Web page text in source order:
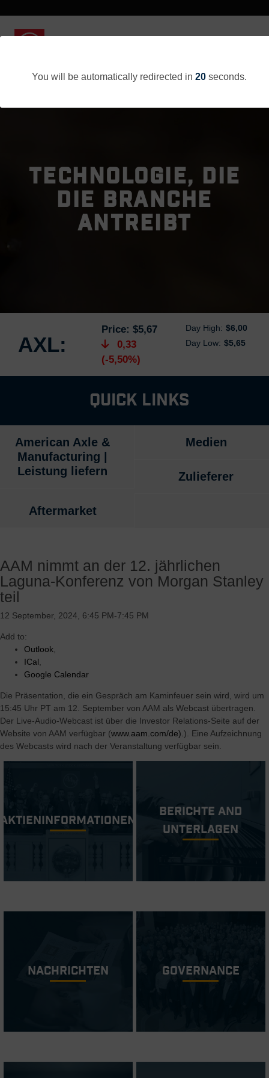
You will be automatically redirected in 20seconds.
TECHNOLOGIE, DIE
DIE BRANCHE
ANTREIBT
AXL:
Price: $5,67 Day High: $6,00
0,33
(-5,50%)
Day Low: $5,65
Quick Links
American Axle &
Manufacturing |
Leistung liefern
Medien
Zulieferer
Aftermarket
AAM nimmt an der 12. jährlichen
Laguna-Konferenz von Morgan Stanley
teil
12 September, 2024, 6:45 PM-7:45 PM
Add to:
Outlook
ICal
Google Calendar
Die Präsentation, die ein Gespräch am Kaminfeuer sein wird, wird um
15:45 Uhr PT am 12. September von AAM als Webcast übertragen.
Der Live-Audio-Webcast ist über die Investor Relations-Seite auf der
Website von AAM verfügbar (www.aam.com/de). ). Eine Aufzeichnung
des Webcasts wird nach der Veranstaltung verfügbar sein.
Aktieninformationen
Berichte and
Unterlagen
Nachrichten Governance